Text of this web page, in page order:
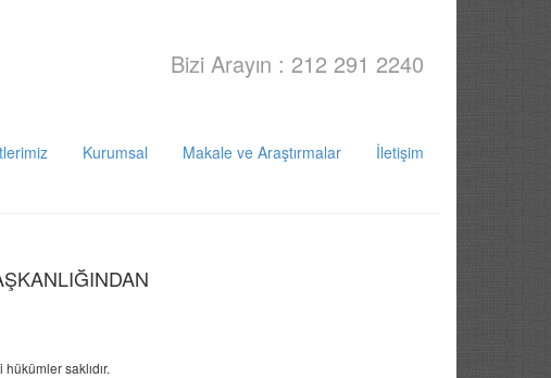
Bizi Arayın : 212 291 2240
Kurumsal Makale ve Araştırmalar İletişim
saklıdır.